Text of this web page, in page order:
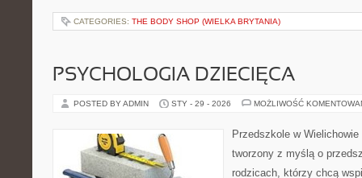
CATEGORIES: THE BODY SHOP (WIELKA BRYTANIA)
PSYCHOLOGIA DZIECIĘCA
POSTED BY ADMIN STY - 29 - 2026 MOŻLIWOŚĆ
Przedszkole w
tworzony z myślą o
rodzicach, którzy chcą